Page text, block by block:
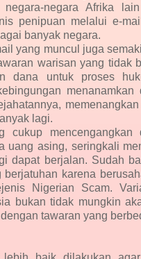
negara-negara Afrika
penipuan melalui e-
banyak negara.
yang muncul juga
warisan yang tidak
dana untuk proses
lagi.
cukup mencengangkan
uang asing, seringkali
dapat berjalan. Sudah
karena
Nigerian Scam.
bukan tidak mungkin
tawaran yang